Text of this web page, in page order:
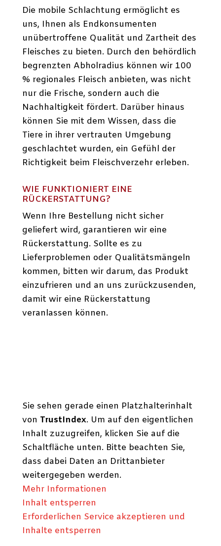
Die mobile Schlachtung ermöglicht es
uns, Ihnen als Endkonsumenten
unübertroffene Qualität und Zartheit des
Fleisches zu bieten. Durch den behördlich
begrenzten Abholradius können wir 100
% regionales Fleisch anbieten, was nicht
nur die Frische, sondern auch die
Nachhaltigkeit fördert. Darüber hinaus
können Sie mit dem Wissen, dass die
Tiere in ihrer vertrauten Umgebung
geschlachtet wurden, ein Gefühl der
Richtigkeit beim Fleischverzehr erleben.
WIE FUNKTIONIERT EINE
RÜCKERSTATTUNG?
Wenn Ihre Bestellung nicht sicher
geliefert wird, garantieren wir eine
Rückerstattung. Sollte es zu
Lieferproblemen oder Qualitätsmängeln
kommen, bitten wir darum, das Produkt
einzufrieren und an uns zurückzusenden,
damit wir eine Rückerstattung
veranlassen können.
Sie sehen gerade einen Platzhalterinhalt
von TrustIndex. Um auf den eigentlichen
Inhalt zuzugreifen, klicken Sie auf die
Schaltfläche unten. Bitte beachten Sie,
dass dabei Daten an Drittanbieter
weitergegeben werden.
Mehr Informationen
Inhalt entsperren
Erforderlichen Service akzeptieren und
Inhalte entsperren